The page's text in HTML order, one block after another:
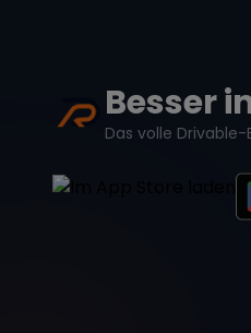
Besser
Das volle Drivable-